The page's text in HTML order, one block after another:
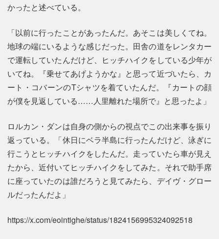
かったと述べている。
「以前に行ったことがあったんだ。あそこは美しくてね。
地球の端にいるような感じだった。田舎の道をレンタカー
で運転していたんだけど、ヒッチハイクをしている少年が
いてね。『乗せてあげようかな』と思って近づいたら、カ
ート・コバーンのTシャツを着ていたんだ。『カートの顔
が僕を見返している……人里離れた場所で』と思ったよ」
ロルカン・ダンは自身の側からの視点でこの出来事を振り
返っている。「休日にベラ半島に行ったんだけど、泳ぎに
行こうとヒッチハイクをしたんだ。走っていたら車が見え
たから、近付いてヒッチハイクをしてみた。それで助手席
に座っていたのは誰だろうと見てみたら、デイヴ・グロー
ルだったんだよ」
https://x.com/eointighe/status/1824156995324092518